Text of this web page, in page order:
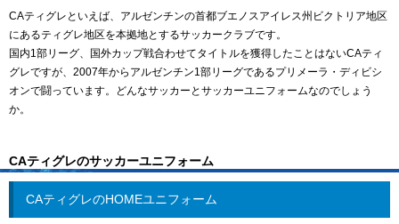
CAティグレといえば、アルゼンチンの首都ブエノスアイレス州ビクトリア地区
にあるティグレ地区を本拠地とするサッカークラブです。
国内1部リーグ、国外カップ戦合わせてタイトルを獲得したことはないCAティ
グレですが、2007年からアルゼンチン1部リーグであるプリメーラ・ディビシ
オンで闘っています。どんなサッカーとサッカーユニフォームなのでしょう
か。
CAティグレのサッカーユニフォーム
CAティグレのHOMEユニフォーム